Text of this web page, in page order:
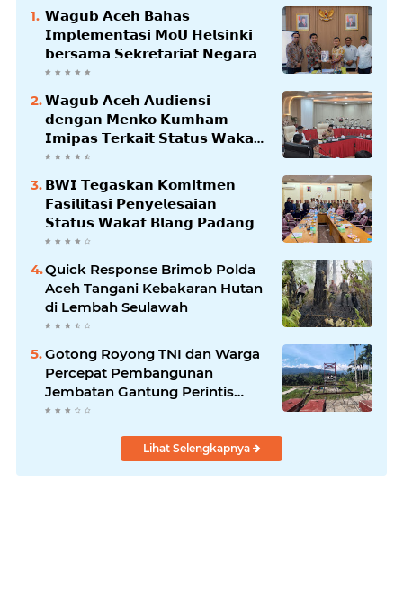
𝗪𝗮𝗴𝘂𝗯 𝗔𝗰𝗲𝗵 𝗕𝗮𝗵𝗮𝘀
𝗜𝗺𝗽𝗹𝗲𝗺𝗲𝗻𝘁𝗮𝘀𝗶 𝗠𝗼𝗨 𝗛𝗲𝗹𝘀𝗶𝗻𝗸𝗶
𝗯𝗲𝗿𝘀𝗮𝗺𝗮 𝗦𝗲𝗸𝗿𝗲𝘁𝗮𝗿𝗶𝗮𝘁 𝗡𝗲𝗴𝗮𝗿𝗮
𝗪𝗮𝗴𝘂𝗯 𝗔𝗰𝗲𝗵 𝗔𝘂𝗱𝗶𝗲𝗻𝘀𝗶
𝗱𝗲𝗻𝗴𝗮𝗻 𝗠𝗲𝗻𝗸𝗼 𝗞𝘂𝗺𝗵𝗮𝗺
𝗜𝗺𝗶𝗽𝗮𝘀 𝗧𝗲𝗿𝗸𝗮𝗶𝘁 𝗦𝘁𝗮𝘁𝘂𝘀 𝗪𝗮𝗸𝗮𝗳
𝗕𝗹𝗮𝗻𝗴𝗽𝗮𝗱𝗮𝗻𝗴
𝗕𝗪𝗜 𝗧𝗲𝗴𝗮𝘀𝗸𝗮𝗻 𝗞𝗼𝗺𝗶𝘁𝗺𝗲𝗻
𝗙𝗮𝘀𝗶𝗹𝗶𝘁𝗮𝘀𝗶 𝗣𝗲𝗻𝘆𝗲𝗹𝗲𝘀𝗮𝗶𝗮𝗻
𝗦𝘁𝗮𝘁𝘂𝘀 𝗪𝗮𝗸𝗮𝗳 𝗕𝗹𝗮𝗻𝗴 𝗣𝗮𝗱𝗮𝗻𝗴
Quick Response Brimob Polda
Aceh Tangani Kebakaran Hutan
di Lembah Seulawah
Gotong Royong TNI dan Warga
Percepat Pembangunan
Jembatan Gantung Perintis
Kuta Ujung Aceh Tenggara
Lihat Selengkapnya